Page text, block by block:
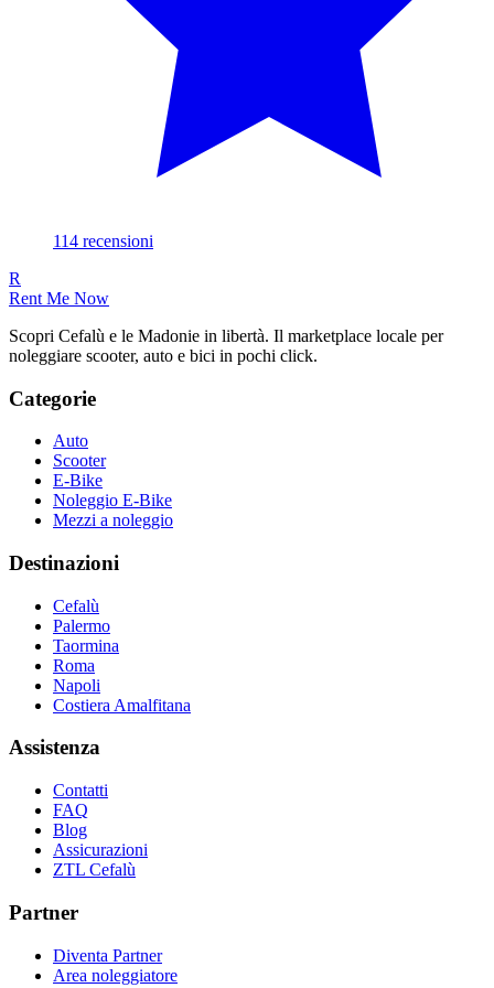
114 recensioni
R
Rent Me Now
Scopri Cefalù e le Madonie in libertà. Il marketplace locale per
noleggiare scooter, auto e bici in pochi click.
Categorie
Auto
Scooter
E-Bike
Noleggio E-Bike
Mezzi a noleggio
Destinazioni
Cefalù
Palermo
Taormina
Roma
Napoli
Costiera Amalfitana
Assistenza
Contatti
FAQ
Blog
Assicurazioni
ZTL Cefalù
Partner
Diventa Partner
Area noleggiatore